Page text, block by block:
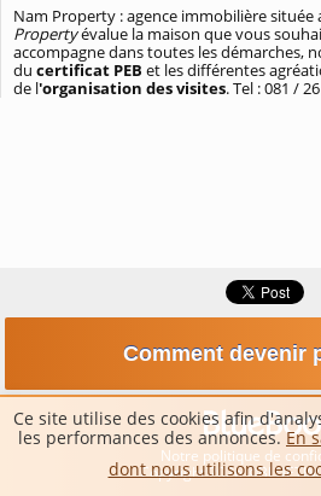
Nam Property : agence immobilière située
Propertyévalue la maison que vous
accompagne dans toutes les démarches,
du certificat PEB et les différentes
de l'organisation des visites. Tel : 081 /
Comment devenir
Notre politique de
Copyright 2026
Ce site utilise des cookies afin
les performances des annonces.En
dont nous utilisons les